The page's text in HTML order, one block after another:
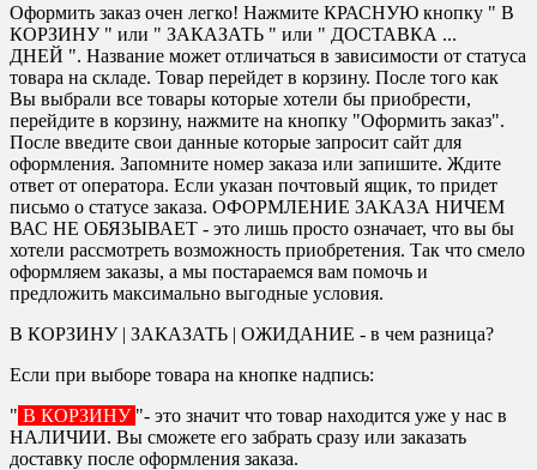
Оформить заказ очен легко! Нажмите КРАСНУЮ кнопку " В
КОРЗИНУ " или " ЗАКАЗАТЬ " или " ДОСТАВКА ...
ДНЕЙ ". Название может отличаться в зависимости от статуса
товара на складе. Товар перейдет в корзину. После того как
Вы выбрали все товары которые хотели бы приобрести,
перейдите в корзину, нажмите на кнопку "Оформить заказ".
После введите свои данные которые запросит сайт для
оформления. Запомните номер заказа или запишите. Ждите
ответ от оператора. Если указан почтовый ящик, то придет
письмо о статусе заказа. ОФОРМЛЕНИЕ ЗАКАЗА НИЧЕМ
ВАС НЕ ОБЯЗЫВАЕТ - это лишь просто означает, что вы бы
хотели рассмотреть возможность приобретения. Так что смело
оформляем заказы, а мы постараемся вам помочь и
предложить максимально выгодные условия.
В КОРЗИНУ | ЗАКАЗАТЬ | ОЖИДАНИЕ - в чем разница?
Если при выборе товара на кнопке надпись:
" В КОРЗИНУ "- это значит что товар находится уже у нас в
НАЛИЧИИ. Вы сможете его забрать сразу или заказать
доставку после оформления заказа.